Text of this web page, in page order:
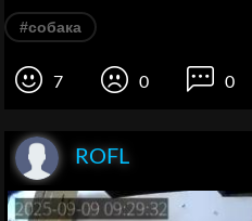
#собака
7 0 0
ROFL